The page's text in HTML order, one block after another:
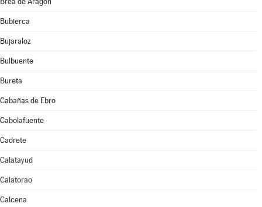
Bubierca
Bujaraloz
Bulbuente
Bureta
Cabañas de Ebro
Cabolafuente
Cadrete
Calatayud
Calatorao
Calcena